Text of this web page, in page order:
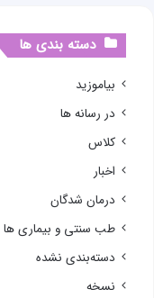
دسته بندی ها
بیاموزید
در رسانه ها
کلاس
اخبار
درمان شدگان
طب سنتی و بیماری ها
دسته‌بندی نشده
نسخه